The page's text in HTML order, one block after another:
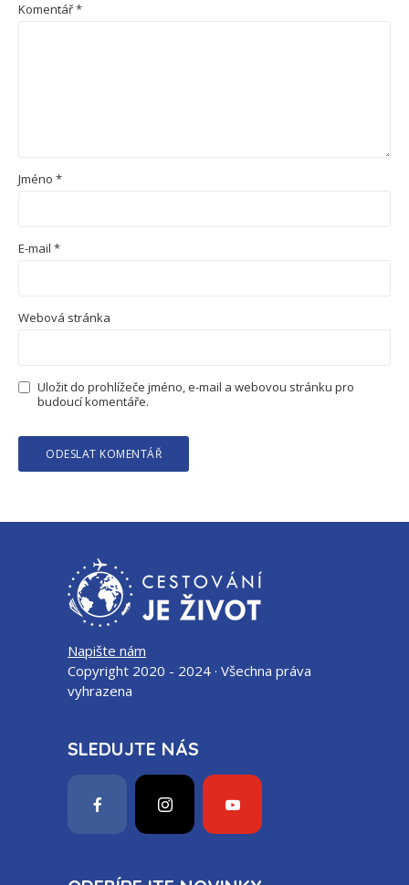
Komentář*
Jméno *
E-mail *
Webová stránka
Uložit do prohlížeče jméno, e-mail a webovou stránku pro
budoucí komentáře.
Napište nám
Copyright 2020 - 2024 · Všechna práva
vyhrazena
SLEDUJTE NÁS